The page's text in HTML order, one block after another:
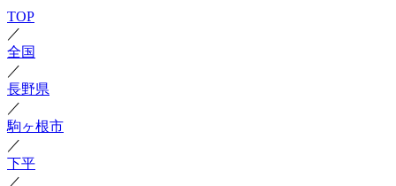
TOP
／
全国
／
長野県
／
駒ヶ根市
／
下平
／